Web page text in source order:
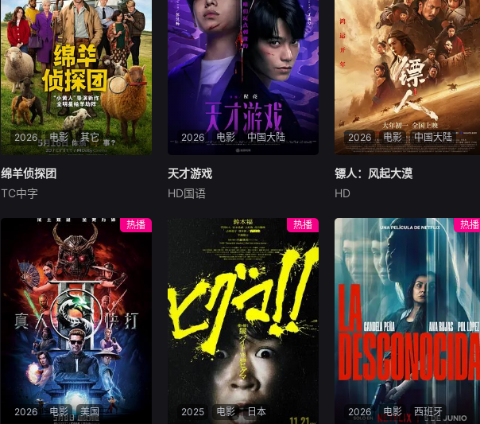
2026 电影 其它
绵羊侦探团
牧羊人乔治（休·杰克曼
饰）最爱给羊群读侦探小说，
没想到自己有一天会离奇死
亡。他留下的3000万巨额遗
产，让每个人貌似都有犯罪动
机。警察毫无头绪之时，羊群
们决定“不务正业”迈出牧场，
追查牧羊人“躺平
绵羊侦探团
TC中字
2026 电影 中国大陆
天才游戏
彭昱畅
穷途末路的天才少年刘全龙
（彭昱畅 饰），被偏执富家公
子陈伦（丁禹兮 饰）选中，被
迫踏入一场为他量身打造的
“换命游戏”。豪华别墅、名车
名表、神秘女友全部备齐，在
陈伦的精心打造下，刘全龙瞬
间拥有顶配人生。
天才游戏
HD国语
2026 电影 中国大陆
镖人：风起大漠
大漠之上，镖人、官府、西域
五大家族等多方势力盘根错
节、暗潮涌动。“天字第二号
逃犯”刀马接下特殊押镖任
务，和同伴一起从西域护镖远
赴长安。不料，他们的护送对
象竟是“天字第一号逃犯”知世
郎……天下熙熙皆为利来，各
方势力闻风入局，抢镖厮杀接
连上演……
镖人：风起大漠
HD
2026 电影 美国
热播
2025 电影 日本
热播
2026 电影 西班牙
热播